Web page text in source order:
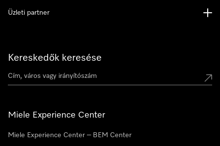
Kereskedők keresése
Miele Experience Center
Miele Experience Center – BEM Center
Üzleti partner